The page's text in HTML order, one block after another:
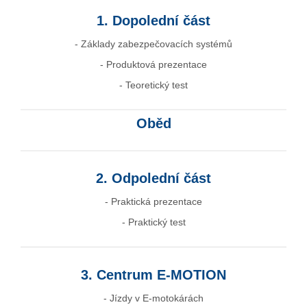
1. Dopolední část
- Základy zabezpečovacích systémů
- Produktová prezentace
- Teoretický test
Oběd
2. Odpolední část
- Praktická prezentace
- Praktický test
3. Centrum E-MOTION
- Jízdy v E-motokárách